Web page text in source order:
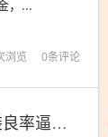
，...
浏览 0条评论
全力赶工！英特尔发放加班费加速俄亥俄晶圆厂：EMIB-T封装良率逼近90%